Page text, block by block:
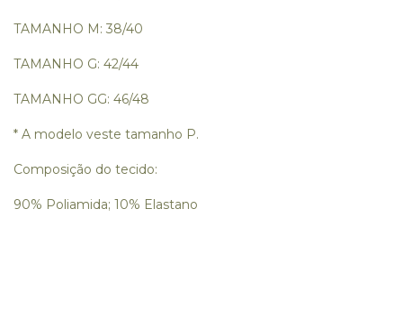
TAMANHO M: 38/40
TAMANHO G: 42/44
TAMANHO GG: 46/48
* A modelo veste tamanho P.
Composição do tecido:
90% Poliamida; 10% Elastano